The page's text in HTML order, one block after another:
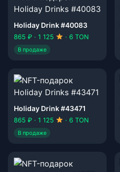
Holiday Drink #40083
865 ₽ · 1 125 · 6 TON
В продаже
Holiday Drink #43471
865 ₽ · 1 125 · 6 TON
В продаже